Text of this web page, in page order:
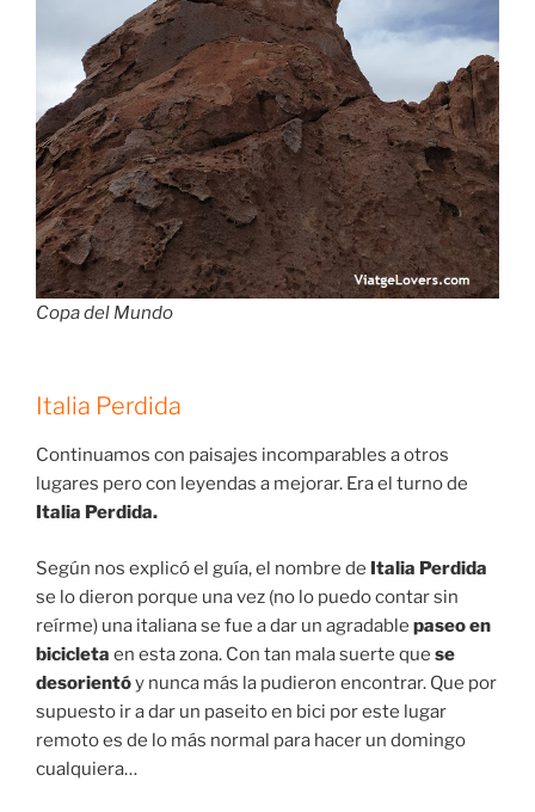
Copa del Mundo
Italia Perdida
Continuamos con paisajes incomparables a otros
lugares pero con leyendas a mejorar. Era el turno de
Italia Perdida.
Según nos explicó el guía, el nombre de Italia Perdida
se lo dieron porque una vez (no lo puedo contar sin
reírme) una italiana se fue a dar un agradable paseo en
bicicleta en esta zona. Con tan mala suerte que se
desorientóy nunca más la pudieron encontrar. Que por
supuesto ir a dar un paseito en bici por este lugar
remoto es de lo más normal para hacer un domingo
cualquiera…